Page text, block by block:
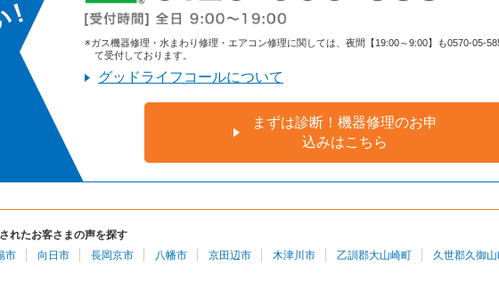
※ガス機器修理・水まわり修理・エアコン修理に関しては、夜間【19:00～9:00】も0570-05-
て受付しております。
グッドライフコールについて
まずは診断！機器修理のお申
込みはこちら
れたお客さまの声を探す
市
向日市 長岡京市 八幡市 京田辺市 木津川市 乙訓郡大山崎町 久世郡久御